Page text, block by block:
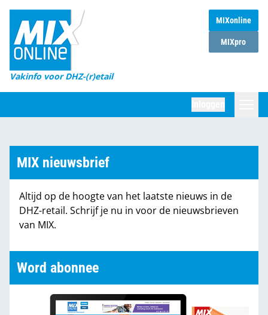
MIXonline
MIXpro
Vakinfo voor DHZ-(r)etail
Home
Magazines
DHZ Sessie
Marktcijfers
Partners
MIX nieuwsbrief
Altijd op de hoogte van het laatste nieuws in de
DHZ-retail. Schrijf je nu in voor de nieuwsbrieven
van MIX.
Word abonnee